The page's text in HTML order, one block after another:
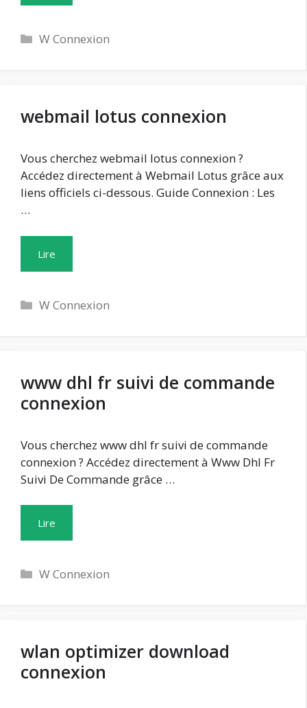
Catégories
W Connexion
webmail lotus connexion
Vous cherchez webmail lotus connexion ?
Accédez directement à Webmail Lotus grâce aux
liens officiels ci-dessous. Guide Connexion : Les
…
Lire
Catégories
W Connexion
www dhl fr suivi de commande
connexion
Vous cherchez www dhl fr suivi de commande
connexion ? Accédez directement à Www Dhl Fr
Suivi De Commande grâce …
Lire
Catégories
W Connexion
wlan optimizer download
connexion